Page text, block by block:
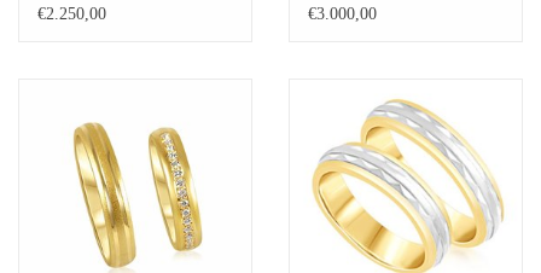
glanzend afwerking
€2.250,00
glanzend afwerking
€3.000,00